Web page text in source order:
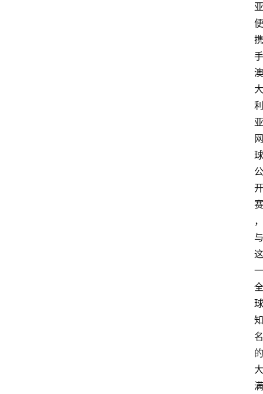
亚
便
携
手
澳
大
利
亚
网
球
公
开
赛
，
与
这
一
全
球
知
名
的
大
满